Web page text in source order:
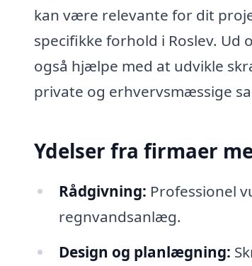
kan være relevante for dit
specifikke forhold i Roslev.
også hjælpe med at udvikle
private og erhvervsmæssige
Ydelser fra firmaer
Rådgivning: Professionel
regnvandsanlæg.
Design og planlægning: